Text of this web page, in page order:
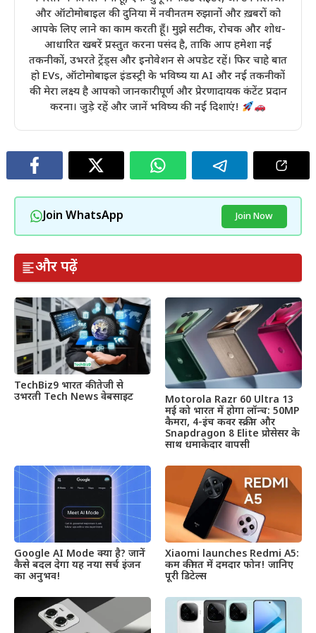
और ऑटोमोबाइल की दुनिया में नवीनतम रुझानों और ख़बरों को
आपके लिए लाने का काम करती हूँ। मुझे सटीक, रोचक और शोध-
आधारित खबरें प्रस्तुत करना पसंद है, ताकि आप हमेशा नई
तकनीकों, उभरते ट्रेंड्स और इनोवेशन से अपडेट रहें। फिर चाहे बात
हो EVs, ऑटोमोबाइल इंडस्ट्री के भविष्य या AI और नई तकनीकों
की मेरा लक्ष्य है आपको जानकारीपूर्ण और प्रेरणादायक कंटेंट प्रदान
करना। जुड़े रहें और जानें भविष्य की नई दिशाएं!
Join WhatsApp Join Now
और पढ़ें
TechBiz9 भारत की तेजी से
उभरती Tech News वेबसाइट
Motorola Razr 60 Ultra 13
मई को भारत में होगा लॉन्च: 50MP
कैमरा, 4-इंच कवर स्क्रीन और
Snapdragon 8 Elite प्रोसेसर के
साथ धमाकेदार वापसी
Google AI Mode क्या है? जानें
कैसे बदल देगा यह नया सर्च इंजन
का अनुभव!
Xiaomi launches Redmi A5:
कम कीमत में दमदार फोन! जानिए
पूरी डिटेल्स